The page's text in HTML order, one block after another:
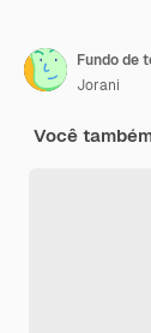
Fundo de
Jorani
Você